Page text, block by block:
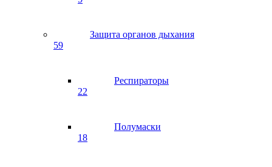
Защита органов дыхания
59
Респираторы
22
Полумаски
18